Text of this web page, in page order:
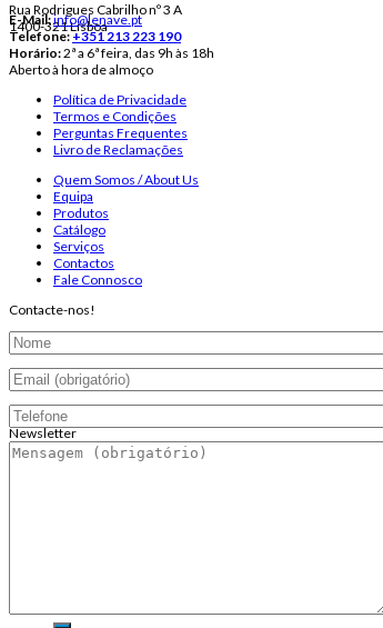
Rua Rodrigues Cabrilho nº 3 A
1400-321 Lisboa
E-Mail:info@lenave.pt
Telefone:+351 213 223 190
Horário:2ª a 6ª feira, das 9h às 18h
Aberto à hora de almoço
Política de Privacidade
Termos e Condições
Perguntas Frequentes
Livro de Reclamações
Quem Somos / About Us
Equipa
Produtos
Catálogo
Serviços
Contactos
Fale Connosco
Contacte-nos!
Newsletter
Endereço de email: